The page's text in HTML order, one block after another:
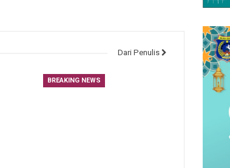
Dari Penulis
BREAKING NEWS